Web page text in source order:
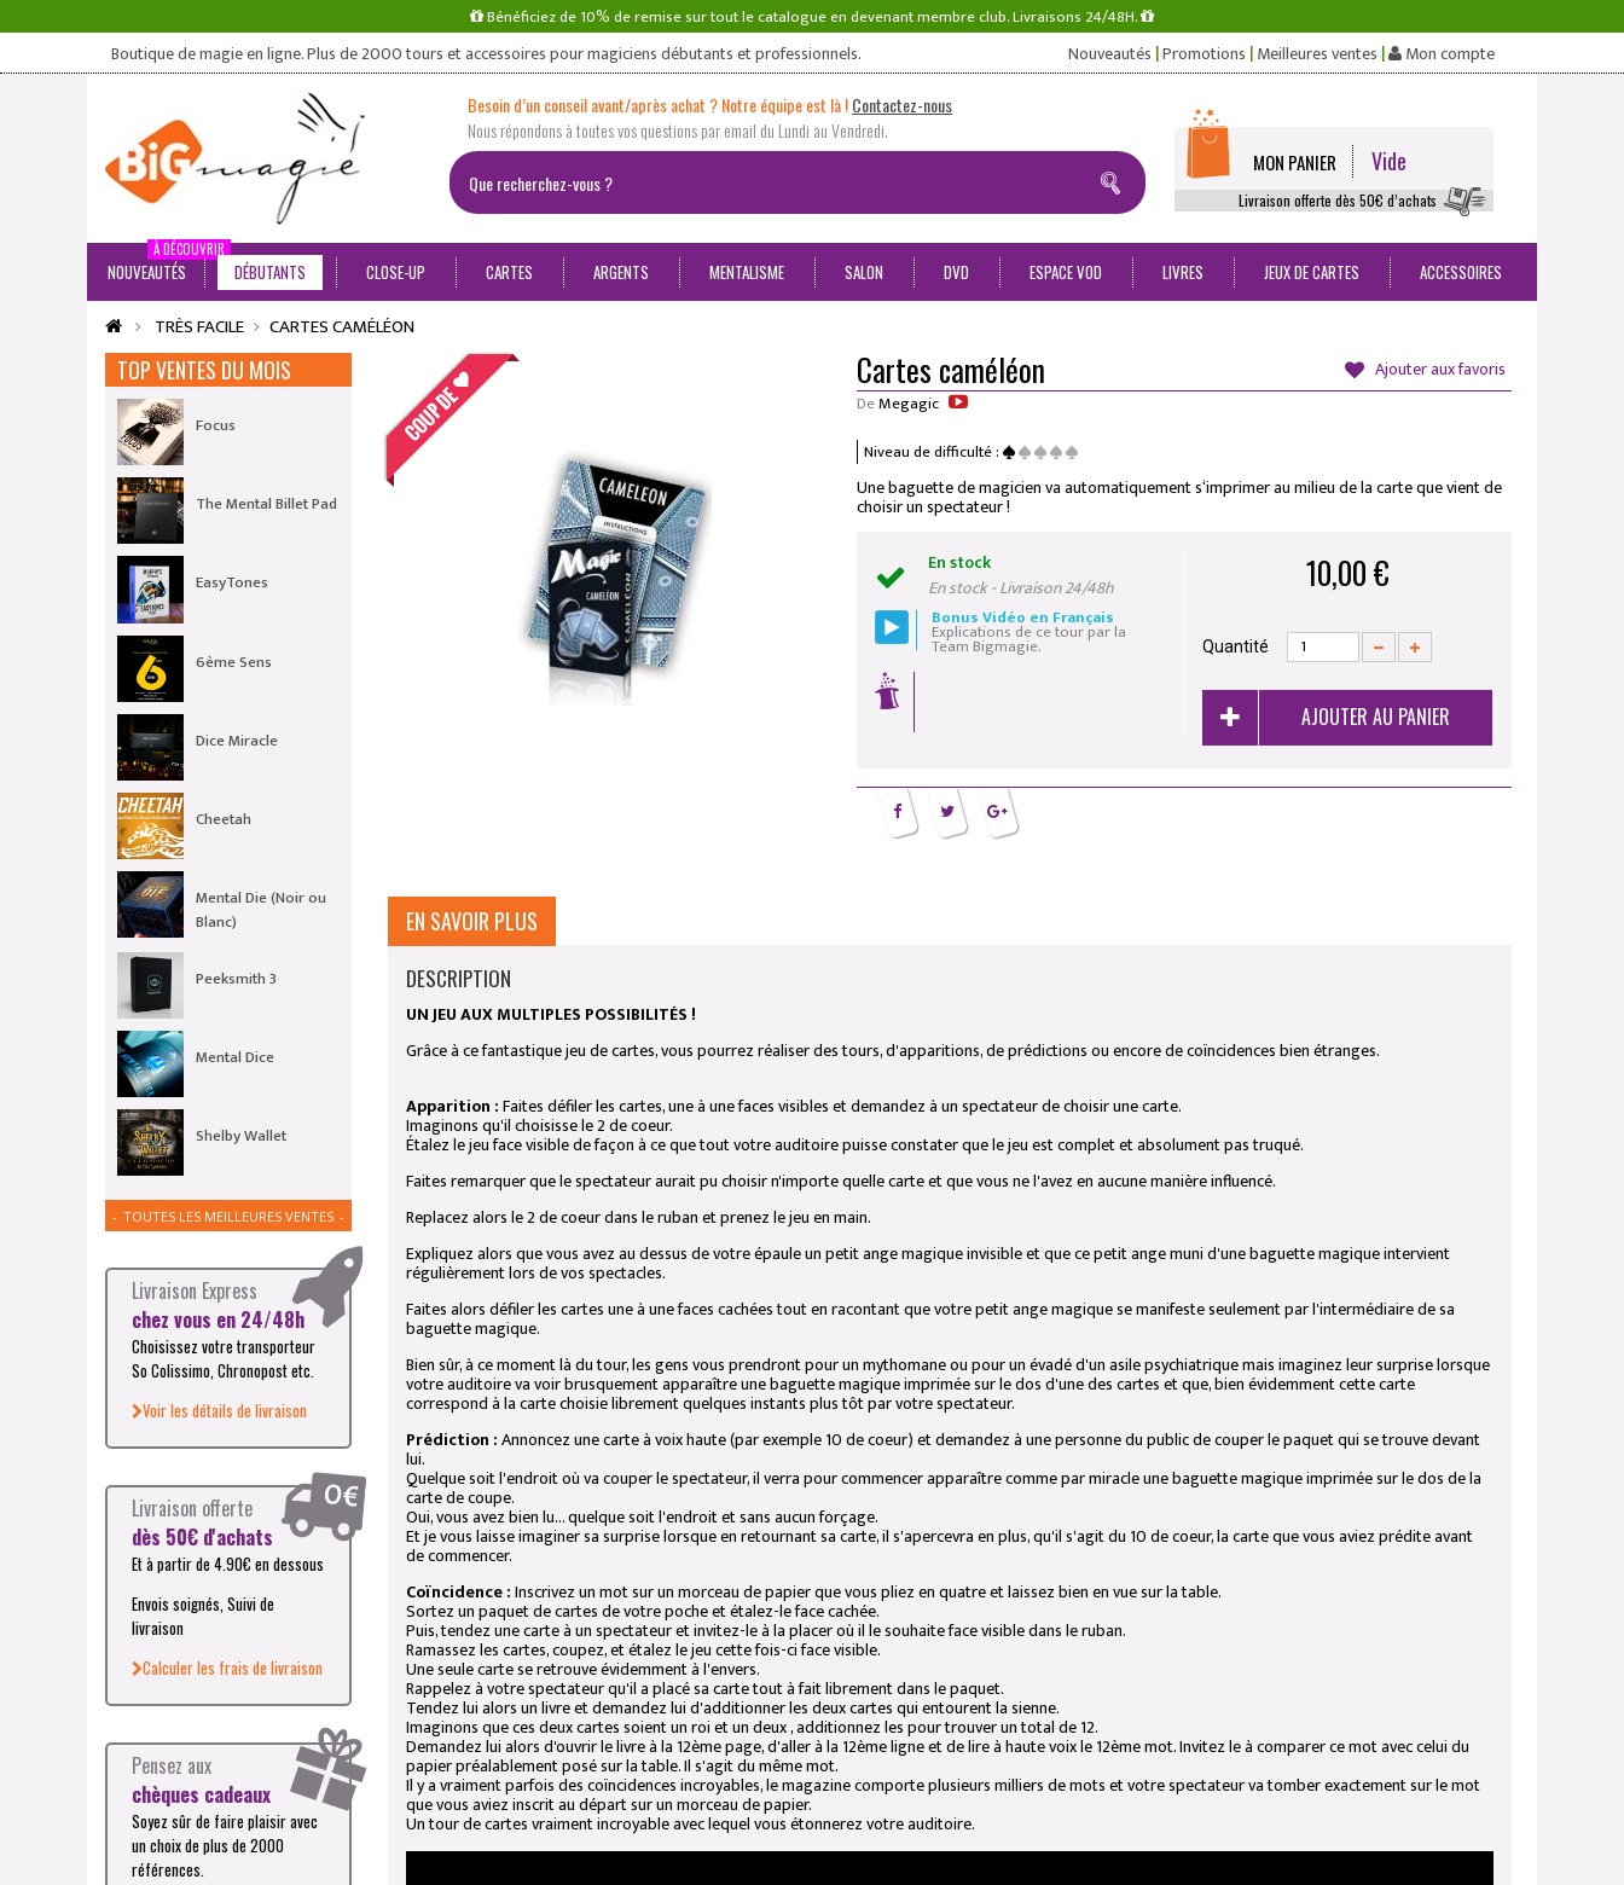
Bénéficiez de 10% de remise sur tout le catalogue en devenant membre club. Livraisons 24/48H.
Boutique de magie en ligne. Plus de 2000 tours et accessoires pour magiciens débutants et professionnels. Nouveautés |Promotions |Meilleures ventes | Mon compte
Besoin d’un conseil avant/après achat ? Notre équipe est là !Contactez-nous
Nous répondons à toutes vos questions par email du Lundi au Vendredi.
MON PANIER Vide
Livraison offerte dès 50€ d’achats
NOUVEAUTÉS
À DÉCOUVRIR
DÉBUTANTS CLOSE-UP CARTES ARGENTS MENTALISME SALON DVD ESPACE VOD LIVRES JEUX DE CARTES ACCESSOIRES
TRÈS FACILE CARTES CAMÉLÉON
TOP VENTES DU MOIS
Focus
The Mental Billet Pad
EasyTones
6ème Sens
Dice Miracle
Cheetah
Mental Die (Noir ou
Blanc)
Peeksmith 3
Mental Dice
Shelby Wallet
TOUTES LES MEILLEURES VENTES
Livraison Express
chez vous en 24/48h
Choisissez votre transporteur
So Colissimo, Chronopost etc.
Voir les détails de livraison
Livraison offerte
dès 50€ d'achats
Et à partir de 4.90€ en dessous
Envois soignés, Suivi de
livraison
Calculer les frais de livraison
Pensez aux
chèques cadeaux
Soyez sûr de faire plaisir avec
un choix de plus de 2000
références.
Cartes caméléon Ajouter aux favoris
DeMegagic
Niveau de difficulté :
Une baguette de magicien va automatiquement s‘imprimer au milieu de la carte que vient de
choisir un spectateur !
En stock
En stock - Livraison 24/48h
Bonus Vidéo en Français
Explications de ce tour par la
Team Bigmagie.
10,00 €
Quantité
AJOUTER AU PANIER
EN SAVOIR PLUS
DESCRIPTION
UN JEU AUX MULTIPLES POSSIBILITÉS !
Grâce à ce fantastique jeu de cartes, vous pourrez réaliser des tours, d'apparitions, de prédictions ou encore de coïncidences bien étranges.
Apparition :Faites défiler les cartes, une à une faces visibles et demandez à un spectateur de choisir une carte.
Imaginons qu'il choisisse le 2 de coeur.
Étalez le jeu face visible de façon à ce que tout votre auditoire puisse constater que le jeu est complet et absolument pas truqué.
Faites remarquer que le spectateur aurait pu choisir n'importe quelle carte et que vous ne l'avez en aucune manière influencé.
Replacez alors le 2 de coeur dans le ruban et prenez le jeu en main.
Expliquez alors que vous avez au dessus de votre épaule un petit ange magique invisible et que ce petit ange muni d'une baguette magique intervient
régulièrement lors de vos spectacles.
Faites alors défiler les cartes une à une faces cachées tout en racontant que votre petit ange magique se manifeste seulement par l'intermédiaire de sa
baguette magique.
Bien sûr, à ce moment là du tour, les gens vous prendront pour un mythomane ou pour un évadé d'un asile psychiatrique mais imaginez leur surprise lorsque
votre auditoire va voir brusquement apparaître une baguette magique imprimée sur le dos d'une des cartes et que, bien évidemment cette carte
correspond à la carte choisie librement quelques instants plus tôt par votre spectateur.
Prédiction :Annoncez une carte à voix haute (par exemple 10 de coeur) et demandez à une personne du public de couper le paquet qui se trouve devant
lui.
Quelque soit l'endroit où va couper le spectateur, il verra pour commencer apparaître comme par miracle une baguette magique imprimée sur le dos de la
carte de coupe.
Oui, vous avez bien lu... quelque soit l'endroit et sans aucun forçage.
Et je vous laisse imaginer sa surprise lorsque en retournant sa carte, il s'apercevra en plus, qu'il s'agit du 10 de coeur, la carte que vous aviez prédite avant
de commencer.
Coïncidence :Inscrivez un mot sur un morceau de papier que vous pliez en quatre et laissez bien en vue sur la table.
Sortez un paquet de cartes de votre poche et étalez-le face cachée.
Puis, tendez une carte à un spectateur et invitez-le à la placer où il le souhaite face visible dans le ruban.
Ramassez les cartes, coupez, et étalez le jeu cette fois-ci face visible.
Une seule carte se retrouve évidemment à l'envers.
Rappelez à votre spectateur qu'il a placé sa carte tout à fait librement dans le paquet.
Tendez lui alors un livre et demandez lui d'additionner les deux cartes qui entourent la sienne.
Imaginons que ces deux cartes soient un roi et un deux , additionnez les pour trouver un total de 12.
Demandez lui alors d'ouvrir le livre à la 12ème page, d'aller à la 12ème ligne et de lire à haute voix le 12ème mot. Invitez le à comparer ce mot avec celui du
papier préalablement posé sur la table. Il s'agit du même mot.
Il y a vraiment parfois des coïncidences incroyables, le magazine comporte plusieurs milliers de mots et votre spectateur va tomber exactement sur le mot
que vous aviez inscrit au départ sur un morceau de papier.
Un tour de cartes vraiment incroyable avec lequel vous étonnerez votre auditoire.